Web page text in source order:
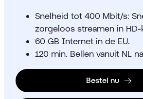
Snelheid tot 400 Mbit/s:
zorgeloos streamen in HD-
60 GB Internet in de EU.
120 min. Bellen vanuit NL
Bestel nu